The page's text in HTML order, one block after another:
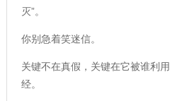
灭”。
你别急着笑迷信。
关键不在真假，关键在它被谁利
经。